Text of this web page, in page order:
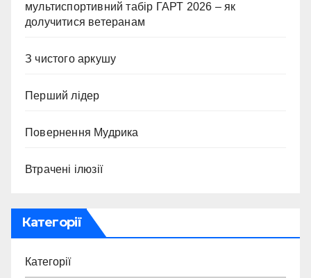
мультиспортивний табір ГАРТ 2026 – як
долучитися ветеранам
З чистого аркушу
Перший лідер
Повернення Мудрика
Втрачені ілюзії
Категорії
Категорії